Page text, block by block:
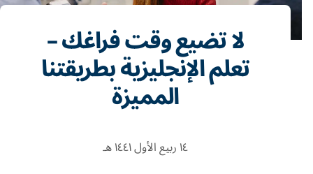
لا تضيع وقت فراغك –
تعلم الإنجليزية بطريقتنا
المميزة